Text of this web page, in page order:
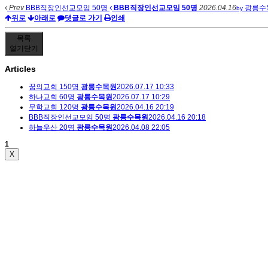
PrevBBB직장인선교모임 50명 BBB직장인선교모임 50명 2026.04.16by 광릉수
위로
아래로 댓글로 가기 인쇄
목록
열기 닫기
Articles
꿈의교회 150명 광릉수목원2026.07.17 10:33
하나교회 60명 광릉수목원2026.07.17 10:29
무학교회 120명 광릉수목원2026.04.16 20:19
BBB직장인선교모임 50명 광릉수목원2026.04.16 20:18
하늘우산 20명 광릉수목원2026.04.08 22:05
1
X